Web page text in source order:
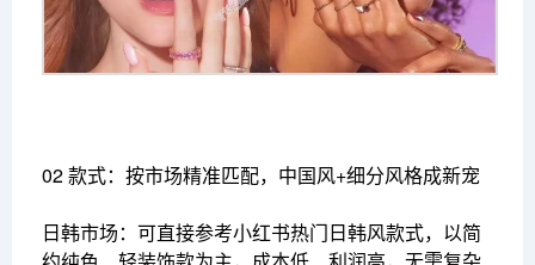
02 款式：按市场精准匹配，中国风+细分风格成新宠
日韩市场：可直接参考小红书热门日韩风款式，以简